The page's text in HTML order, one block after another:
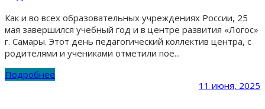
Как и во всех образовательных учреждениях России, 25
мая завершился учебный год и в центре развития «Логос»
г. Самары. Этот день педагогический коллектив центра, с
родителями и учениками отметили пое...
Подробнее
11 июня, 2025